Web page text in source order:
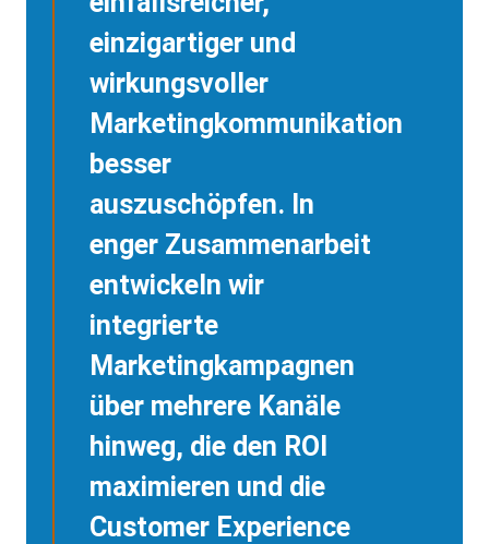
einzigartiger und
wirkungsvoller
Marketingkommunikation
besser
auszuschöpfen. In
enger Zusammenarbeit
entwickeln wir
integrierte
Marketingkampagnen
über mehrere Kanäle
hinweg, die den ROI
maximieren und die
Customer Experience